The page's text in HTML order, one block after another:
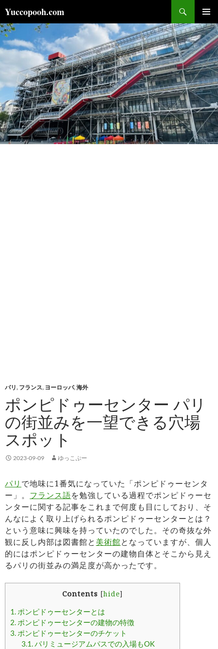
ン
テ
ン
ツ
へ
キ
ッ
プ
Yuccopooh.com
索
メインメ
ニュー
パリ, フランス, ヨーロッパ,海外
ポンピドゥーセンター パリ
の街並みを一望できる穴場
スポット
2023-09-09 ゆっこぷー
パリ で地味に1番気になっていた「ポンピドゥーセンタ
ー」。 フランス語を勉強している過程でポンピドゥーセ
ンターに関する記事をこれまで何度も目にしており、そ
んなによく取り上げられるポンピドゥーセンターとは？
という意味に興味を持っていたのでした。その奇抜な外
観に反し内部は図書館と 美術館となっていますが、個人
的にはポンピドゥーセンターの建物自体とそこから見え
るパリの街並みの満足度が高かったです。
Contents [hide]
1. ポンピドゥーセンターとは
2. ポンピドゥーセンターの建物の特徴
3. ポンピドゥーセンターのチケット
3.1.パリミュージアムパスでの入場もOK